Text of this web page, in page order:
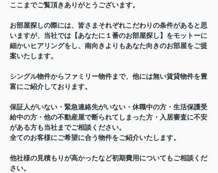
ここまでご覧頂きありがとうございます。
お部屋探しの際には、皆さまそれぞれこだわりの条件があると思
いますが、当社では【あなたに１番のお部屋探し】をモットーに
細かいヒアリングをし、南向きよりもあなた向きのお部屋をご提
案いたします。
シングル物件からファミリー物件まで、他には無い賃貸物件を豊
富にご紹介しております。
保証人がいない・緊急連絡先がいない・休職中の方・生活保護受
給中の方・他の不動産屋で断られてしまった方・入居審査に不安
がある方も当社までご相談ください。
全てのお客様にご希望に合う物件をご紹介いたします。
他社様の見積もりが高かったなど初期費用についてもご相談くだ
さい。